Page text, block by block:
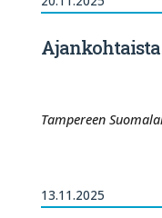
Tampereen
13.11.2025